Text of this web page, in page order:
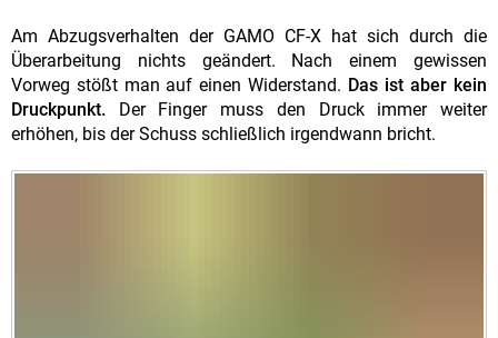
Am Abzugsverhalten der GAMO CF-X hat sich durch die
Überarbeitung nichts geändert. Nach einem gewissen
Vorweg stößt man auf einen Widerstand. Das ist aber kein
Druckpunkt. Der Finger muss den Druck immer weiter
erhöhen, bis der Schuss schließlich irgendwann bricht.